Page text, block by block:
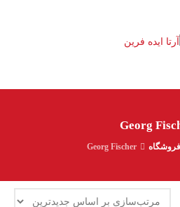
Georg
فروشگاه Georg Fischer